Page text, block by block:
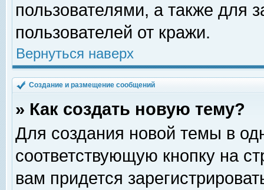
пользователями, а также для
пользователей от кражи.
Вернуться наверх
Создание и размещение сообщений
» Как создать новую тему?
Для создания новой темы в
соответствующую кнопку на
вам придется